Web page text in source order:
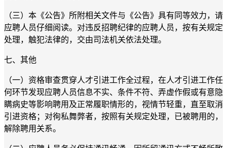
（三）本《公告》所附相关文件与《公告》具有同等效力，请
应聘人员仔细阅读。对违反招聘纪律的应聘人员，按有关规定
处理，触犯法律的，交由司法机关依法处理。
七、其他
（一）资格审查贯穿人才引进工作全过程，在人才引进工作任
何环节发现应聘人员信息不实、条件不符、弄虚作假或有意隐
瞒病史等影响聘用及正常履职情形的，视情节轻重，直至取消
引进资格；对徇私舞弊者，按照有关规定处理，已被聘用的，
解除聘用关系。